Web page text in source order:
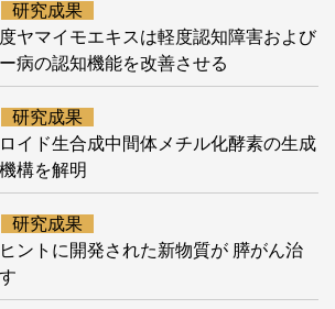
研究成果
ヤマイモエキスは軽度認知障害および
病の認知機能を改善させる
研究成果
イド生合成中間体メチル化酵素の生成
構を解明
研究成果
ントに開発された新物質が 膵がん治